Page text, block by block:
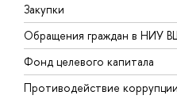
Закупки
Обращения граждан в НИУ
Фонд целевого капитала
Противодействие коррупции